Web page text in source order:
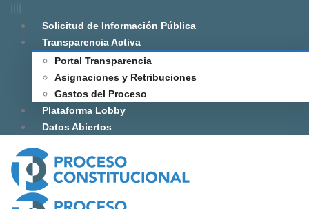
Solicitud de Información Pública
Transparencia Activa
Portal Transparencia
Asignaciones y Retribuciones
Gastos del Proceso
Plataforma Lobby
Datos Abiertos